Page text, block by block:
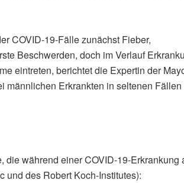
COVID-19-Fälle zunächst Fieber,
Beschwerden, doch im Verlauf
eintreten, berichtet die Expertin der
Erkrankten in seltenen
während einer COVID-19-Erkrankung
und des Robert Koch-Institutes):